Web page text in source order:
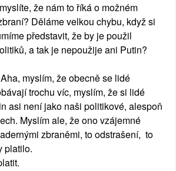
že nám to říká o možném
Děláme velkou chybu, když si
představit, že by je použil
a tak je nepoužije ani Putin?
Aha, myslím, že obecně se lidé
trochu víc, myslím, že si lidé
asi není jako naši politikové, alespoň
Myslím ale, že ono vzájemné
zbraněmi, to odstrašení, to
platilo.